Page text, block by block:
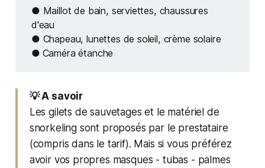
● Maillot de bain, serviettes, chaussures
d'eau
● Chapeau, lunettes de soleil, crème solaire
● Caméra étanche
💡 A savoir
Les gilets de sauvetages et le matériel de
snorkeling sont proposés par le prestataire
(compris dans le tarif). Mais si vous préférez
avoir vos propres masques - tubas - palmes